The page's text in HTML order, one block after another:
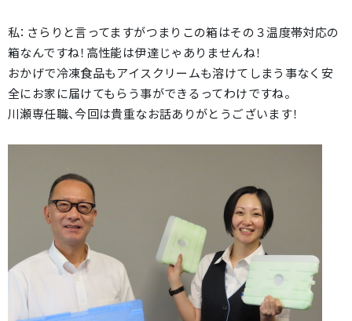
私：さらりと言ってますがつまりこの箱はその３温度帯対応の
箱なんですね！高性能は伊達じゃありませんね！
おかげで冷凍食品もアイスクリームも溶けてしまう事なく安
全にお家に届けてもらう事ができるってわけですね。
川瀬専任職、今回は貴重なお話ありがとうございます！